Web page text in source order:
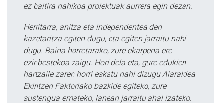
ez baitira nahikoa proiektuak aurrera egin dezan.
Herritarra, anitza eta independentea den
kazetaritza egiten dugu, eta egiten jarraitu nahi
dugu. Baina horretarako, zure ekarpena ere
ezinbestekoa zaigu. Hori dela eta, gure edukien
hartzaile zaren horri eskatu nahi dizugu Aiaraldea
Ekintzen Faktoriako bazkide egiteko, zure
sustengua emateko, lanean jarraitu ahal izateko.